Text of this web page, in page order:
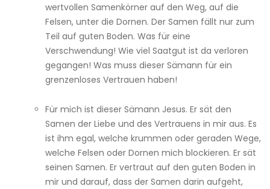
wertvollen Samenkörner auf den Weg, auf die
Felsen, unter die Dornen. Der Samen fällt nur zum
Teil auf guten Boden. Was für eine
Verschwendung! Wie viel Saatgut ist da verloren
gegangen! Was muss dieser Sämann für ein
grenzenloses Vertrauen haben!
Für mich ist dieser Sämann Jesus. Er sät den
Samen der Liebe und des Vertrauens in mir aus. Es
ist ihm egal, welche krummen oder geraden Wege,
welche Felsen oder Dornen mich blockieren. Er sät
seinen Samen. Er vertraut auf den guten Boden in
mir und darauf, dass der Samen darin aufgeht,